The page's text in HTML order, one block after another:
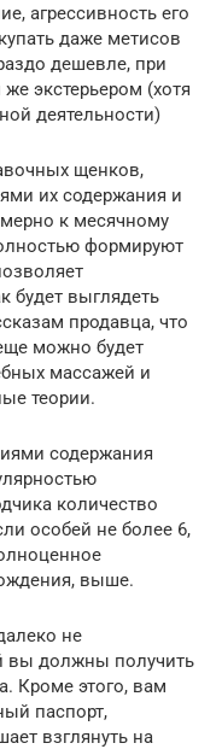
агрессивность его
даже метисов
дешевле, при
экстерьером (хотя
деятельности)
щенков,
их содержания и
к месячному
формируют
будет выглядеть
продавца, что
можно будет
массажей и
теории.
содержания
количество
особей не более 6,
выше.
не
вы должны получить
Кроме этого, вам
паспорт,
взглянуть на